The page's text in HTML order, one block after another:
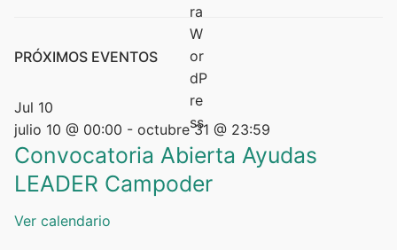
PRÓXIMOS EVENTOS
Jul 10
julio 10 @ 00:00 - octubre 31 @ 23:59
Convocatoria Abierta Ayudas
LEADER Campoder
Ver calendario